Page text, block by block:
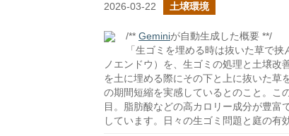
2026-03-22 土壌環境
/** Geminiが自動生成した概要 **/
「生ゴミを埋める時は抜いた草で
ノエンドウ）を、生ゴミの処理と土壌改
を土に埋める際にその下と上に抜いた草
の期間短縮を実感しているとのこと。こ
目。脂肪酸などの高カロリー成分が豊富
しています。日々の生ゴミ問題と庭の有